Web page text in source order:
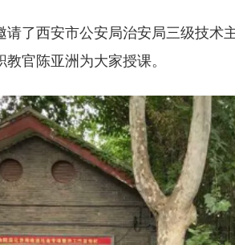
请了西安市公安局治安局三级技术
官陈亚洲为大家授课。